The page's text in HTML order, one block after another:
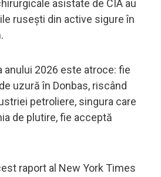
asistate de CIA au
rusești din active sigure în
anului 2026 este atroce: fie
uzură în Donbas, riscând
petroliere, singura care
de plutire, fie acceptă
raport al New York Times